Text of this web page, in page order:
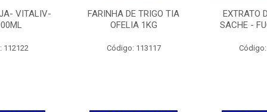
VITALIV-
112122
FARINHA DE TRIGO TIA
OFELIA 1KG
Código: 113117
EXTRATO
SACHE -